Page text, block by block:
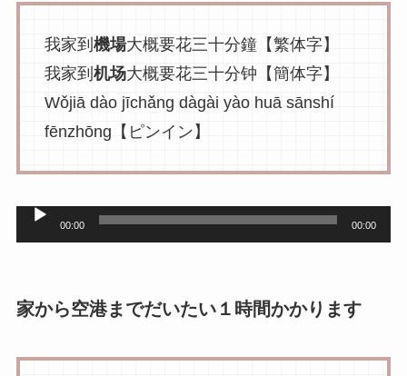
ヤ
我家到 機場大概要花三十分鐘【繁体字】
我家到 机场大概要花三十分钟【簡体字】
Wǒjiā dào jīchǎng dàgài yào huā sānshí
fēnzhōng【ピンイン】
レ
ヤ
00:00 00:00
家から空港までだいたい１時間かかります